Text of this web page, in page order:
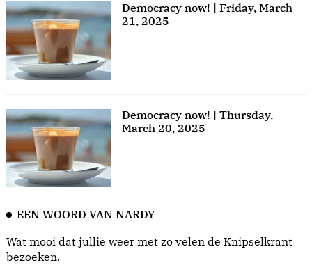
Democracy now! | Friday, March
21, 2025
Democracy now! | Thursday,
March 20, 2025
EEN WOORD VAN NARDY
Wat mooi dat jullie weer met zo velen de Knipselkrant
bezoeken.